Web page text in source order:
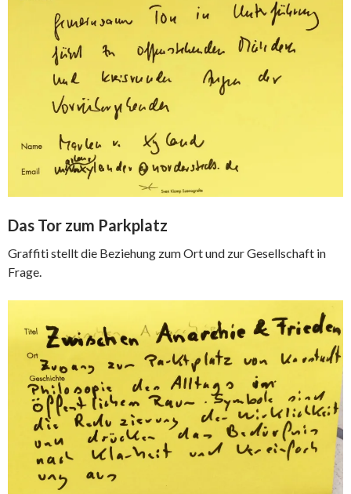
Das Tor zum Parkplatz
Graffiti stellt die Beziehung zum Ort und zur Gesellschaft in
Frage.